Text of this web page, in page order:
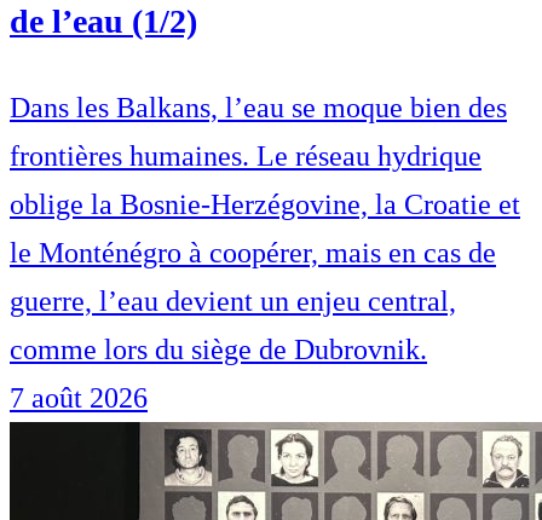
de l’eau (1/2)
Dans les Balkans, l’eau se moque bien des
frontières humaines. Le réseau hydrique
oblige la Bosnie-Herzégovine, la Croatie et
le Monténégro à coopérer, mais en cas de
guerre, l’eau devient un enjeu central,
comme lors du siège de Dubrovnik.
7 août 2026